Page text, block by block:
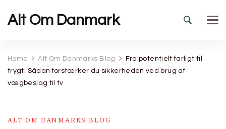
Alt Om Danmark
Home Alt Om Danmarks Blog
Fra potentielt farligt til
trygt: Sådan forstærker du sikkerheden ved brug af
vægbeslag til tv
ALT OM DANMARKS BLOG